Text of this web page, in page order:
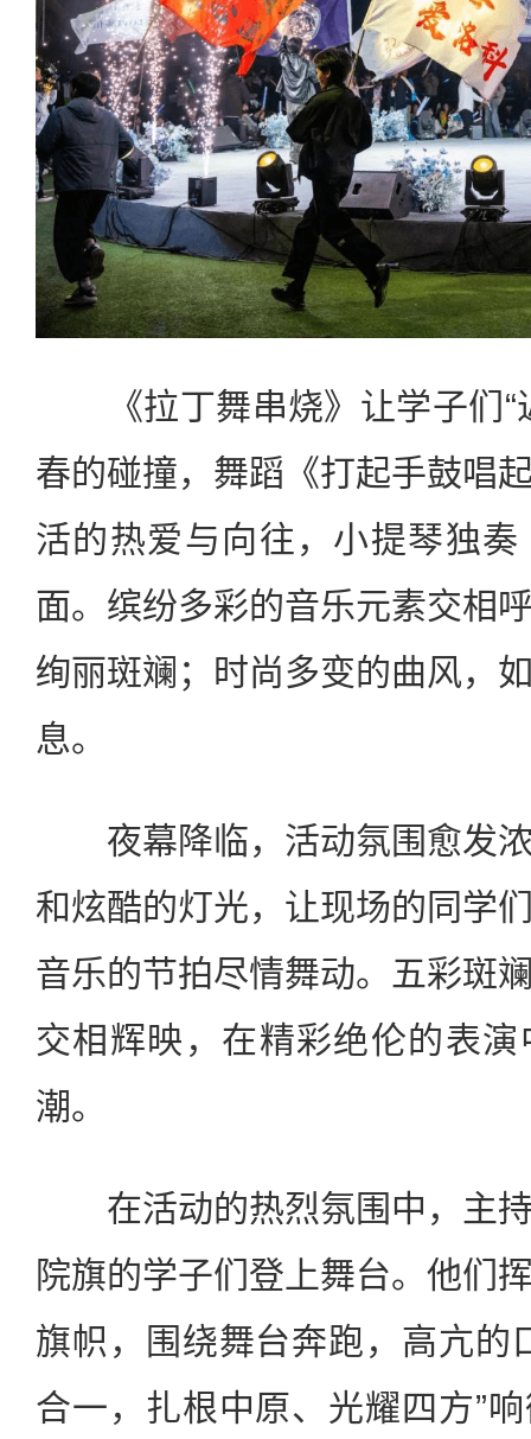
《拉丁舞串烧》让学子们
春的碰撞，舞蹈《打起手鼓唱
活的热爱与向往，小提琴独
面。缤纷多彩的音乐元素交相
绚丽斑斓；时尚多变的曲风，
息。
夜幕降临，活动氛围愈发
和炫酷的灯光，让现场的同学
音乐的节拍尽情舞动。五彩斑
交相辉映，在精彩绝伦的表
潮。
在活动的热烈氛围中，主
院旗的学子们登上舞台。他们
旗帜，围绕舞台奔跑，高亢的
合一，扎根中原、光耀四方”